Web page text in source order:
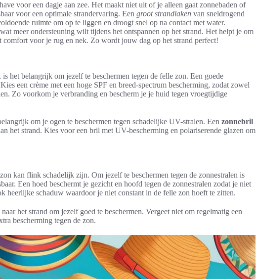
voor een dagje aan zee. Het maakt niet uit of je alleen gaat zonnebaden of
voor een optimale strandervaring. Een groot strandlaken van sneldrogend
ruimte om op te liggen en droogt snel op na contact met water.
meer ondersteuning wilt tijdens het ontspannen op het strand. Het helpt je om
comfort voor je rug en nek. Zo wordt jouw dag op het strand perfect!
is het belangrijk om jezelf te beschermen tegen de felle zon. Een goede
een crème met een hoge SPF en breed-spectrum bescherming, zodat zowel
Zo voorkom je verbranding en bescherm je je huid tegen vroegtijdige
om je ogen te beschermen tegen schadelijke UV-stralen. Een zonnebril
het strand. Kies voor een bril met UV-bescherming en polariserende glazen om
kan flink schadelijk zijn. Om jezelf te beschermen tegen de zonnestralen is
Een hoed beschermt je gezicht en hoofd tegen de zonnestralen zodat je niet
heerlijke schaduw waardoor je niet constant in de felle zon hoeft te zitten.
naar het strand om jezelf goed te beschermen. Vergeet niet om regelmatig een
bescherming tegen de zon.